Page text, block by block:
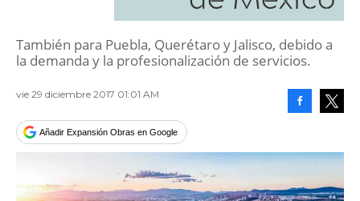
También para Puebla, Querétaro y Jalisco, debido a
la demanda y la profesionalización de servicios.
vie 29 diciembre 2017 01:01 AM
Añadir Expansión Obras en Google